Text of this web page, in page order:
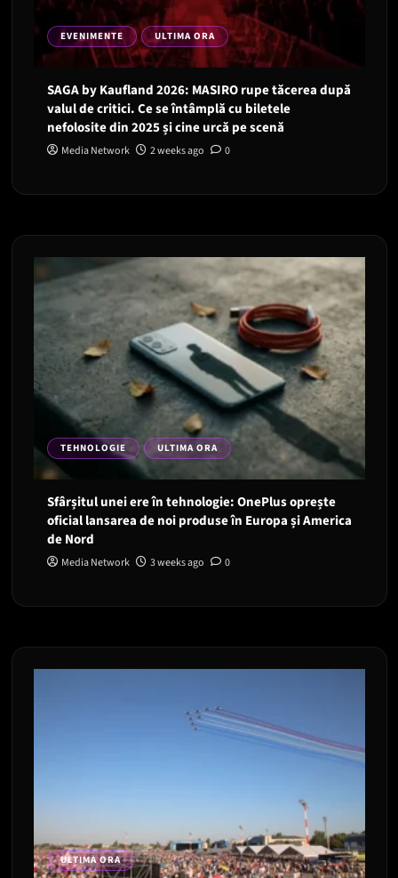
EVENIMENTE ULTIMA ORA
SAGA by Kaufland 2026: MASIRO rupe tăcerea după
valul de critici. Ce se întâmplă cu biletele
nefolosite din 2025 și cine urcă pe scenă
Media Network 2 weeks ago 0
TEHNOLOGIE ULTIMA ORA
Sfârșitul unei ere în tehnologie: OnePlus oprește
oficial lansarea de noi produse în Europa și America
de Nord
Media Network 3 weeks ago 0
ULTIMA ORA